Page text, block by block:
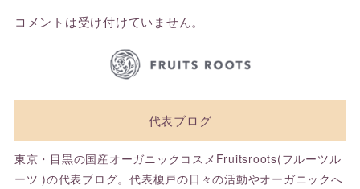
コメントは受け付けていません。
代表ブログ
東京・目黒の国産オーガニックコスメFruitsroots(フルーツル
ーツ )の代表ブログ。代表榎戸の日々の活動やオーガニックへ